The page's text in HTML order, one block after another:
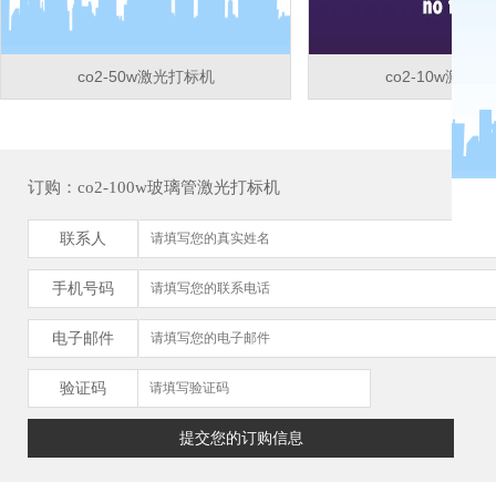
co2-50w激光打标机 co2-10w激光打
订购：co2-100w玻璃管激光打标机
联系人
手机号码
电子邮件
验证码